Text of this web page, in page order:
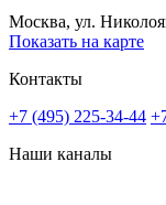
Москва, ул.
Показать на карте
Контакты
+7 (495) 225-34-44
Наши каналы